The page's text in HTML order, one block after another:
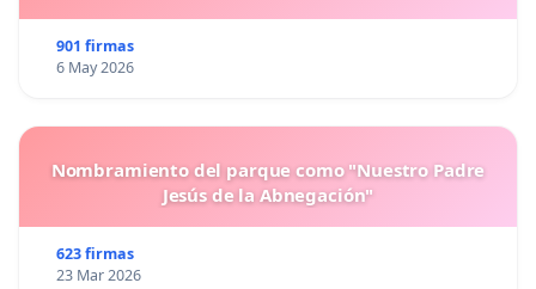
901 firmas
6 May 2026
Nombramiento del parque como "Nuestro Padre
Jesús de la Abnegación"
623 firmas
23 Mar 2026